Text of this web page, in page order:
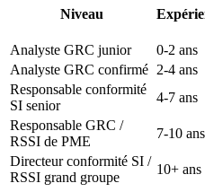
Niveau
Analyste GRC junior
0-2 ans
Analyste GRC confirmé 2-4 ans
Responsable conformité
SI senior
4-7 ans
Responsable GRC /
RSSI de PME
7-10 ans
Directeur conformité SI /
RSSI grand groupe
10+ ans